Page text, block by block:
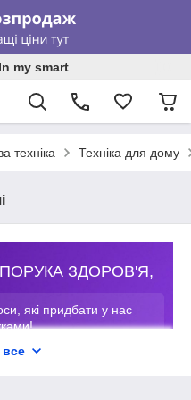
my smart
техніка Техніка для дому
ЗДОРОВ'Я,
які придбати у нас
все